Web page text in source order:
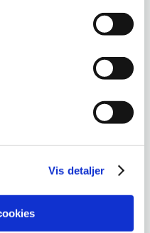
Vis detaljer
medvirke til
kan medvirke til at
eget jobområde
metoder, teknikker
eller forbedre
tilfredsstillende